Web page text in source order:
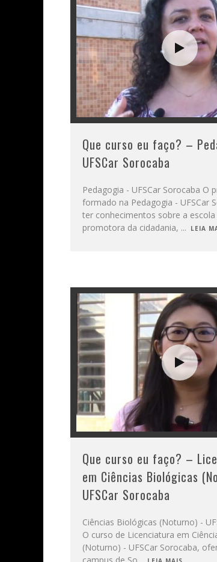
Que curso eu faço? –
UFSCar Sorocaba
Pedagogia - UFSCar Sorocaba O
formado na Pedagogia - UFSCar
ter conhecimentos sobre a
promotora da cidadania, ... LEIA
Que curso eu faço? –
em Ciências Biológicas
UFSCar Sorocaba
Ciências Biológicas (Noturno) -
O curso de Licenciatura em
(Noturno) - UFSCar Sorocaba,
campus de So